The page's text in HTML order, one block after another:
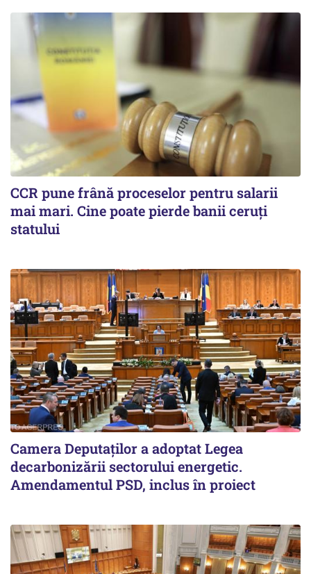
CCR pune frână proceselor pentru salarii
mai mari. Cine poate pierde banii ceruți
statului
Camera Deputaților a adoptat Legea
decarbonizării sectorului energetic.
Amendamentul PSD, inclus în proiect